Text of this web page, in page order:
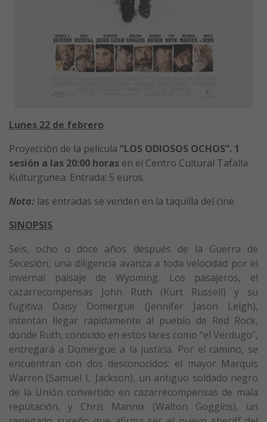
Lunes 22 de febrero
Proyección de la película “LOS ODIOSOS OCHOS”. 1
sesión a las 20:00 horas en el Centro Cultural Tafalla
Kulturgunea. Entrada: 5 euros.
Nota: las entradas se venden en la taquilla del cine.
SINOPSIS
Seis, ocho o doce años después de la Guerra de
Secesión, una diligencia avanza a toda velocidad por el
invernal paisaje de Wyoming. Los pasajeros, el
cazarrecompensas John Ruth (Kurt Russell) y su
fugitiva Daisy Domergue (Jennifer Jason Leigh),
intentan llegar rápidamente al pueblo de Red Rock,
donde Ruth, conocido en estos lares como “el Verdugo”,
entregará a Domergue a la justicia. Por el camino, se
encuentran con dos desconocidos: el mayor Marquis
Warren (Samuel L. Jackson), un antiguo soldado negro
de la Unión convertido en cazarrecompensas de mala
reputación, y Chris Mannix (Walton Goggins), un